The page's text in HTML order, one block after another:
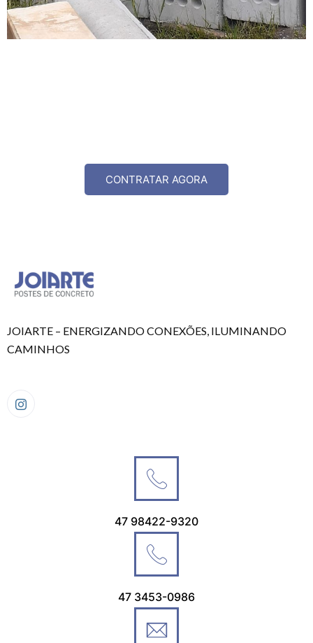
CONTRATAR AGORA
JOIARTE – ENERGIZANDO CONEXÕES, ILUMINANDO
CAMINHOS
47 98422-9320
47 3453-0986